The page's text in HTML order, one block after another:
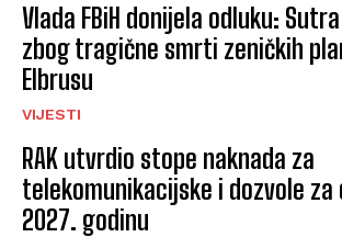
Vlada FBiH donijela odluku:
zbog tragične smrti zeničkih
Elbrusu
VIJESTI
RAK utvrdio stope naknada za
telekomunikacijske i dozvole
2027. godinu